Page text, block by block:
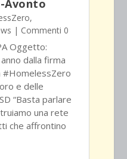
Avonto
,
| Commenti 0
Oggetto:
dalla firma
#HomelessZero
e delle
“Basta parlare
una rete
che affrontino